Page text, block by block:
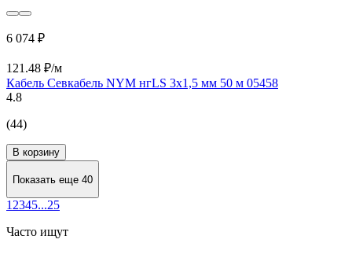
6 074 ₽
121.48 ₽/м
Кабель Севкабель NYM нгLS 3х1,5 мм 50 м 05458
4.8
(44)
В корзину
Показать еще 40
1 2345...25
Часто ищут